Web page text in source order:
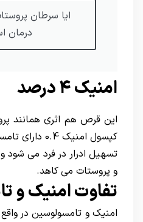
ایا سرطان
درمان
امنیک ۴ درصد
کپسول امنیک
تسهیل ادرار در فرد می شود
و پروستات می کاهد.
تفاوت امنیک و
امنیک و تامسولوسین در